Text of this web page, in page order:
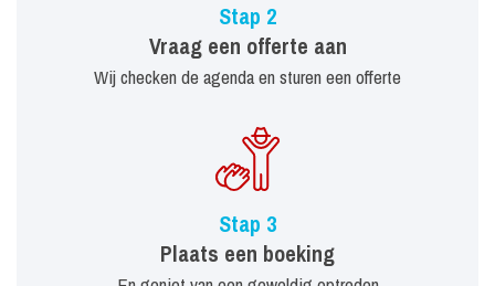
Stap 2
Vraag een offerte aan
Wij checken de agenda en sturen een offerte
Stap 3
Plaats een boeking